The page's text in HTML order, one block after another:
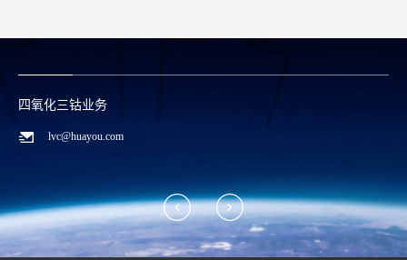
四氧化三钴业务
lvc@huayou.com